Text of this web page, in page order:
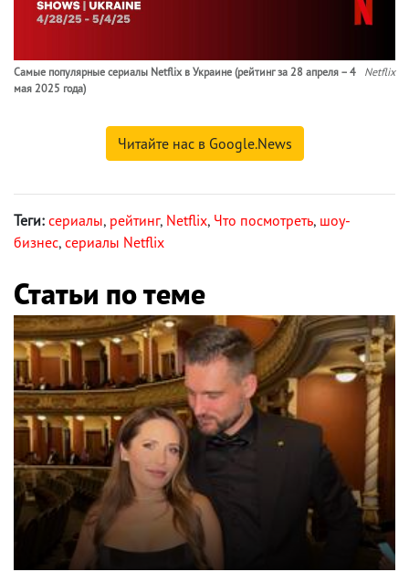
Самые популярные сериалы Netflix в Украине (рейтинг за 28 апреля – 4
мая 2025 года)
Netflix
Читайте нас в Google.News
Теги: сериалы, рейтинг, Netflix, Что посмотреть, шоу-
бизнес, сериалы Netflix
Статьи по теме